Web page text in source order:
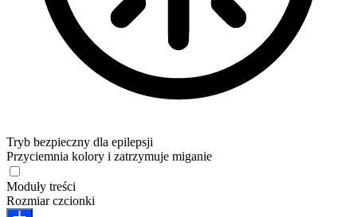
Tryb bezpieczny dla epilepsji
Przyciemnia kolory i zatrzymuje miganie
Moduły treści
Rozmiar czcionki